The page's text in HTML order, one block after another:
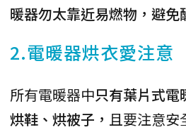
暖器勿太靠近易燃物，避免
2.電暖器烘衣愛注意
所有電暖器中只有葉片式電
烘鞋、烘被子， 且要注意